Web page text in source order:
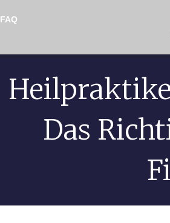
FAQ
Das